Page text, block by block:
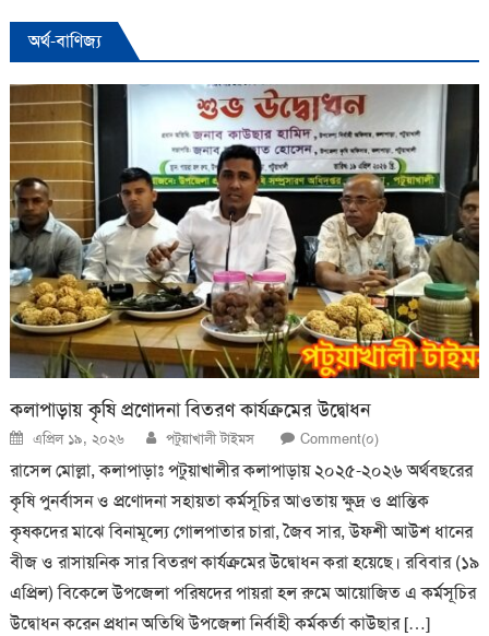
অর্থ-বাণিজ্য
কলাপাড়ায় কৃষি প্রণোদনা বিতরণ কার্যক্রমের উদ্বোধন
Posted
on
এপ্রিল ১৯, ২০২৬ Author
পটুয়াখালী টাইমস Comment(০)
রাসেল মোল্লা, কলাপাড়াঃ পটুয়াখালীর কলাপাড়ায় ২০২৫-২০২৬ অর্থবছরের
কৃষি পুনর্বাসন ও প্রণোদনা সহায়তা কর্মসূচির আওতায় ক্ষুদ্র ও প্রান্তিক
কৃষকদের মাঝে বিনামূল্যে গোলপাতার চারা, জৈব সার, উফশী আউশ ধানের
বীজ ও রাসায়নিক সার বিতরণ কার্যক্রমের উদ্বোধন করা হয়েছে। রবিবার (১৯
এপ্রিল) বিকেলে উপজেলা পরিষদের পায়রা হল রুমে আয়োজিত এ কর্মসূচির
উদ্বোধন করেন প্রধান অতিথি উপজেলা নির্বাহী কর্মকর্তা কাউছার […]